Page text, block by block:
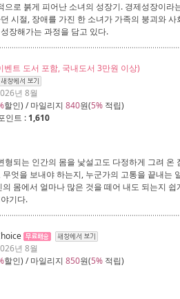
으로 붉게 피어난 소녀의 성장기. 경제성장이라
시절, 장애를 가진 한 소녀가 가족의 붕괴와 사
장해가는 과정을 담고 있다.
트 도서 포함, 국내도서 3만원 이상)
년 8월
할인) / 마일리지 840원(5% 적립)
인트 : 1,610
형되는 인간의 몸을 낯설고도 다정하게 그려 온
엇을 보내야 하는지, 누군가의 고통을 끝내는
몸에서 얼마나 많은 것을 떼어 내도 되는지 쉽
기다.
년 8월
할인) / 마일리지 850원(5% 적립)